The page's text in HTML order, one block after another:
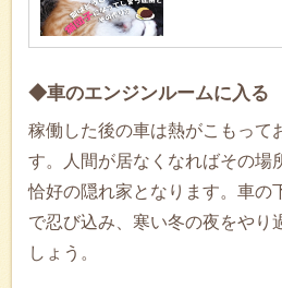
◆車のエンジンルームに入る
稼働した後の車は熱がこもって
す。人間が居なくなればその場
恰好の隠れ家となります。車の
で忍び込み、寒い冬の夜をやり
しょう。